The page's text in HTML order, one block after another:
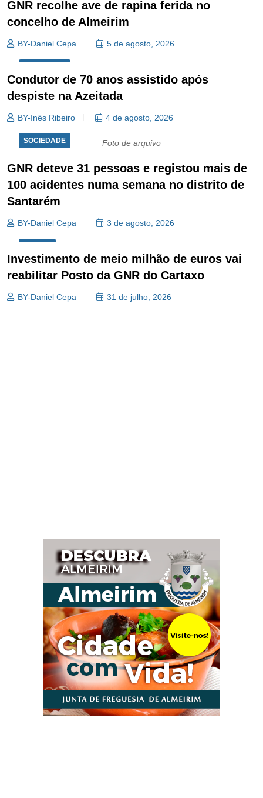
GNR recolhe ave de rapina ferida no
concelho de Almeirim
BY-Daniel Cepa 5 de agosto, 2026
Condutor de 70 anos assistido após
despiste na Azeitada
BY-Inês Ribeiro 4 de agosto, 2026
Foto de arquivo
SOCIEDADE
GNR deteve 31 pessoas e registou mais de
100 acidentes numa semana no distrito de
Santarém
BY-Daniel Cepa 3 de agosto, 2026
Investimento de meio milhão de euros vai
reabilitar Posto da GNR do Cartaxo
BY-Daniel Cepa 31 de julho, 2026